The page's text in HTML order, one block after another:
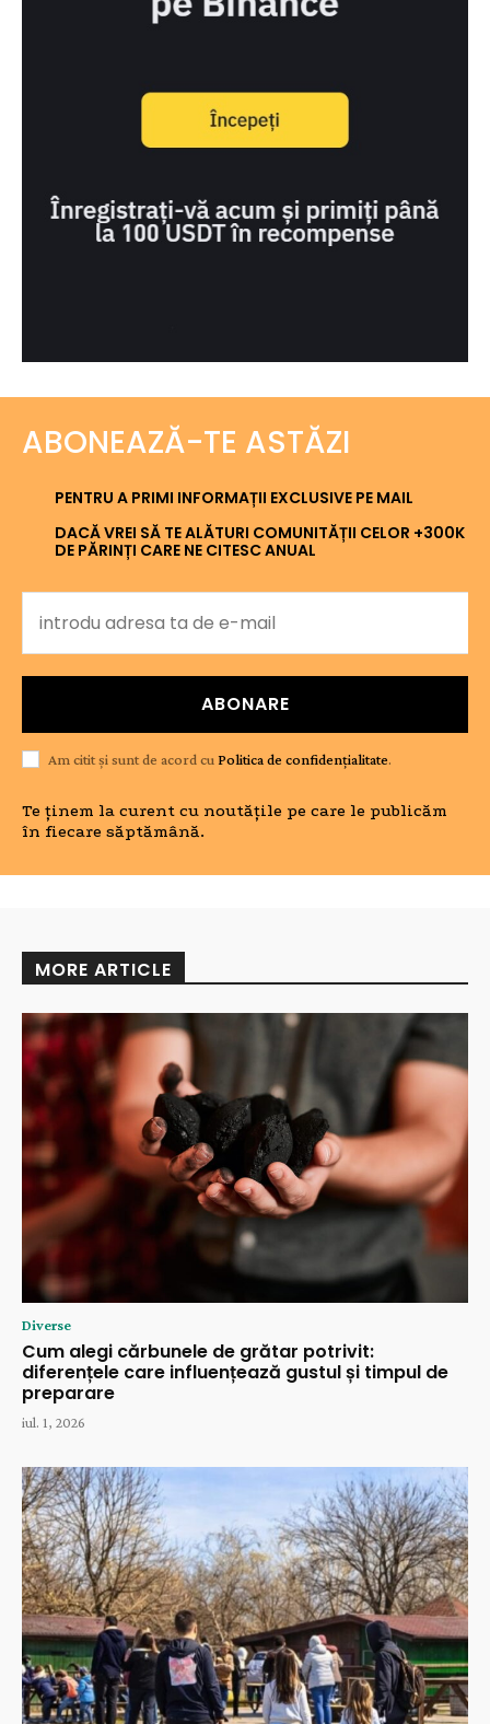
ABONEAZĂ-TE ASTĂZI
PENTRU A PRIMI INFORMAȚII EXCLUSIVE PE MAIL
DACĂ VREI SĂ TE ALĂTURI COMUNITĂȚII CELOR +300K
DE PĂRINȚI CARE NE CITESC ANUAL
ABONARE
Am citit și sunt de acord cu Politica de confidențialitate.
Te ținem la curent cu noutățile pe care le publicăm
în fiecare săptămână.
MORE ARTICLE
Diverse
Cum alegi cărbunele de grătar potrivit:
diferențele care influențează gustul și timpul de
preparare
iul. 1, 2026